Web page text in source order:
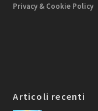
Privacy & Cookie Policy
Articoli recenti